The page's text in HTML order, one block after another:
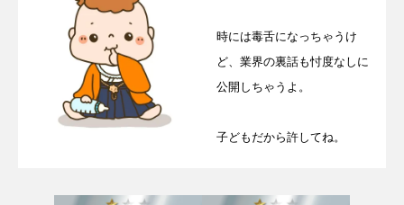
時には毒舌になっちゃうけ
ど、業界の裏話も忖度なしに
公開しちゃうよ。
子どもだから許してね。